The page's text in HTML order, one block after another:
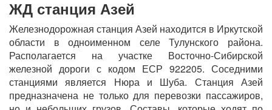
ЖД станция Азей
Железнодорожная станция Азей находится в Иркутской
области в одноименном селе Тулунского района.
Располагается на участке Восточно-Сибирской
железной дороги с кодом ЕСР 922205. Соседними
станциями является Нюра и Шуба. Станция Азей
предназначена не только для перевозки пассажиров,